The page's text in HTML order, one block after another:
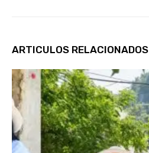
ARTICULOS RELACIONADOS